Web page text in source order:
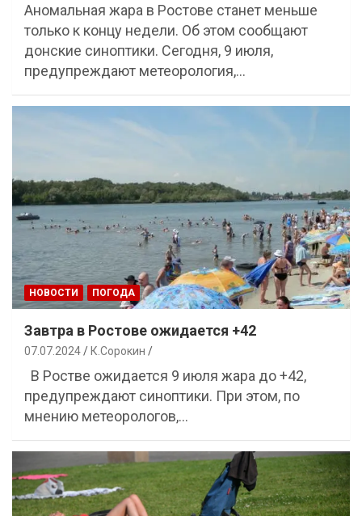
Аномальная жара в Ростове станет меньше
только к концу недели. Об этом сообщают
донские синоптики. Сегодня, 9 июля,
предупреждают метеорология,…
НОВОСТИ ПОГОДА
Завтра в Ростове ожидается +42
07.07.2024 К.Сорокин
В Ростве ожидается 9 июля жара до +42,
предупреждают синоптики. При этом, по
мнению метеорологов,…